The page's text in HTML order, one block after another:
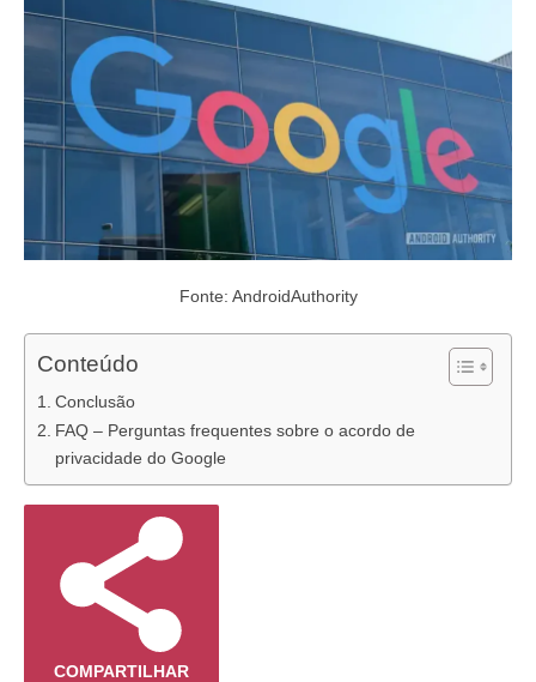
Fonte: AndroidAuthority
Conteúdo
Conclusão
FAQ – Perguntas frequentes sobre o acordo de
privacidade do Google
COMPARTILHAR